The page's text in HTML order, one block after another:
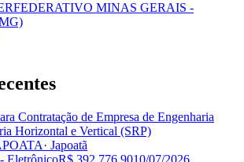
MINAS GERAIS -
Contratação de Empresa de Engenharia
Horizontal e Vertical (SRP)
· Japoatã
EletrônicoR$ 392.776,9010/07/2026